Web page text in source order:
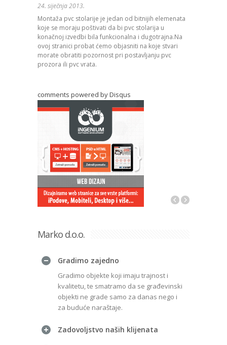
24. siječnja 2013.
Montaža pvc stolarije je jedan od bitnijih elemenata
koje se moraju poštivati da bi pvc stolarija u
konačnoj izvedbi bila funkcionalna i dugotrajna.Na
ovoj stranici probat ćemo objasniti na koje stvari
morate obratiti pozornost pri postavljanju pvc
prozora ili pvc vrata.
comments powered byDisqus
Marko d.o.o.
Gradimo zajedno
Gradimo objekte koji imaju trajnost i
kvalitetu, te smatramo da se građevinski
objekti ne grade samo za danas nego i
za buduće naraštaje.
Zadovoljstvo naših klijenata